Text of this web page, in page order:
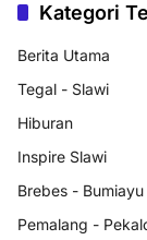
Kategori
Berita Utama
Tegal - Slawi
Hiburan
Inspire Slawi
Brebes - Bumiayu
Pemalang -